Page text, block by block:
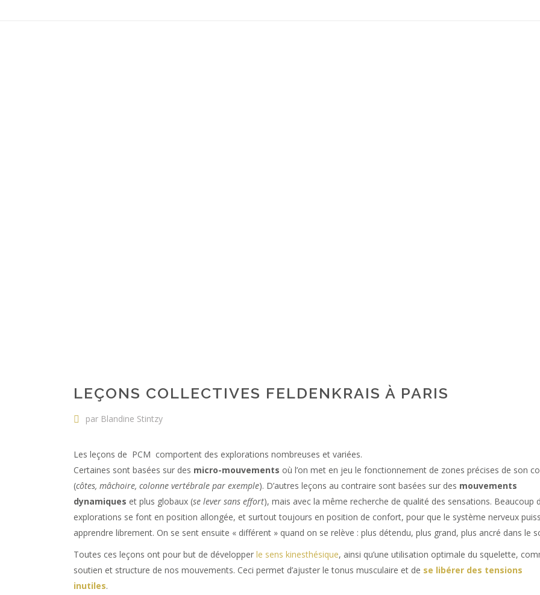
LEÇONS COLLECTIVES FELDENKRAIS À PARIS
par Blandine Stintzy
Les leçons de PCM comportent des explorations nombreuses et variées.
Certaines sont basées sur des micro-mouvements où l’on met en jeu le fonctionnement de zones précises de son
(côtes, mâchoire, colonne vertébrale par exemple). D’autres leçons au contraire sont basées sur des mouvements
dynamiques et plus globaux (se lever sans effort), mais avec la même recherche de qualité des sensations. Beaucoup
explorations se font en position allongée, et surtout toujours en position de confort, pour que le système nerveux
apprendre librement. On se sent ensuite « différent » quand on se relève : plus détendu, plus grand, plus ancré dans le
Toutes ces leçons ont pour but de développer le sens kinesthésique, ainsi qu’une utilisation optimale du squelette,
soutien et structure de nos mouvements. Ceci permet d’ajuster le tonus musculaire et de se libérer des tensions
inutiles.